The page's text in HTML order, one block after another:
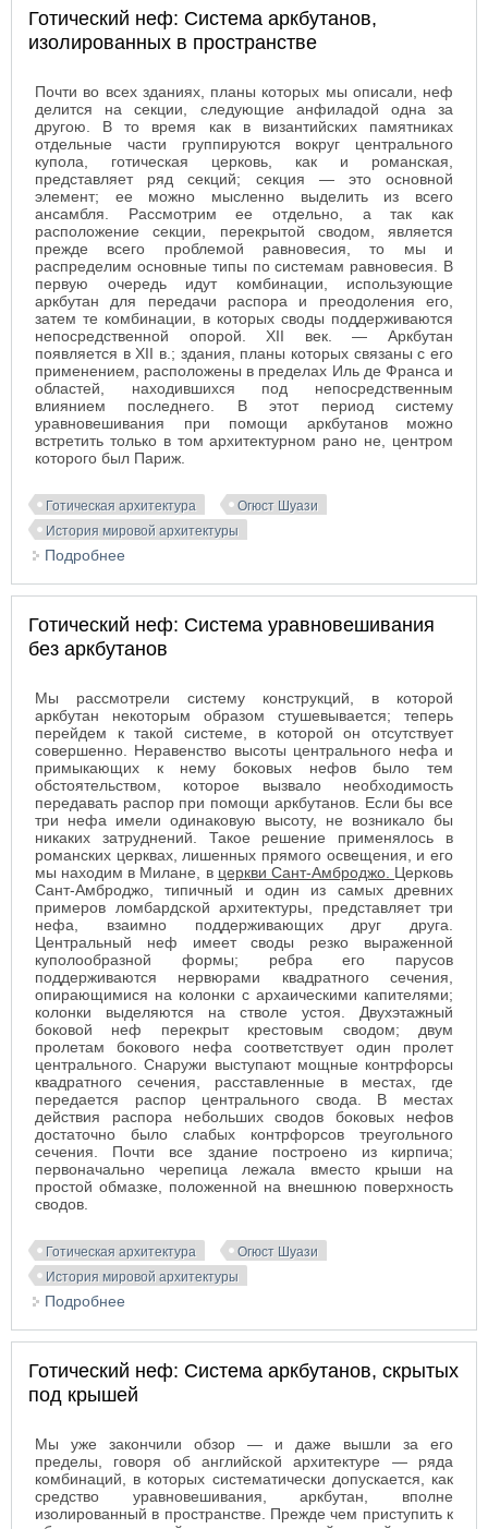
Готический неф: Система аркбутанов,
изолированных в пространстве
Почти во всех зданиях, планы которых мы описали, неф
делится на секции, следующие анфиладой одна за
другою. В то время как в византийских памятниках
отдельные части группируются вокруг центрального
купола, готическая церковь, как и романская,
представляет ряд секций; секция — это основной
элемент; ее можно мысленно выделить из всего
ансамбля. Рассмотрим ее отдельно, а так как
расположение секции, перекрытой сводом, является
прежде всего проблемой равновесия, то мы и
распределим основные типы по системам равновесия. В
первую очередь идут комбинации, использующие
аркбутан для передачи распора и преодоления его,
затем те комбинации, в которых своды поддерживаются
непосредственной опорой. XII век.
— Аркбутан
появляется в XII в.; здания, планы которых связаны с его
применением, расположены в пределах Иль де Франса и
областей, находившихся под непосредственным
влиянием последнего. В этот период систему
уравновешивания при помощи аркбутанов можно
встретить только в том архитектурном рано не, центром
которого был Париж.
Готическая архитектура
Огюст Шуази
История мировой архитектуры
Подробнее
Готический неф: Система уравновешивания
без аркбутанов
Мы рассмотрели систему конструкций, в которой
аркбутан некоторым образом стушевывается; теперь
перейдем к такой системе, в которой он отсутствует
совершенно. Неравенство высоты центрального нефа и
примыкающих к нему боковых нефов было тем
обстоятельством, которое вызвало необходимость
передавать распор при помощи аркбутанов. Если бы все
три нефа имели одинаковую высоту, не возникало бы
никаких затруднений. Такое решение применялось в
романских церквах, лишенных прямого освещения, и его
мы находим в Милане, в церкви Сант-Амброджо. Церковь
Сант-Амброджо, типичный и один из самых древних
примеров ломбардской архитектуры, представляет три
нефа, взаимно поддерживающих друг друга.
Центральный неф имеет своды резко выраженной
куполообразной формы; ребра его парусов
поддерживаются нервюрами квадратного сечения,
опирающимися на колонки с архаическими капителями;
колонки выделяются на стволе устоя. Двухэтажный
боковой неф перекрыт крестовым сводом; двум
пролетам бокового нефа соответствует один пролет
центрального. Снаружи выступают мощные контрфорсы
квадратного сечения, расставленные в местах, где
передается распор центрального свода. В местах
действия распора небольших сводов боковых нефов
достаточно было слабых контрфорсов треугольного
сечения. Почти все здание построено из кирпича;
первоначально черепица лежала вместо крыши на
простой обмазке, положенной на внешнюю поверхность
сводов.
Готическая архитектура
Огюст Шуази
История мировой архитектуры
Подробнее
Готический неф: Система аркбутанов, скрытых
под крышей
Мы уже закончили обзор — и даже вышли за его
пределы, говоря об английской архитектуре — ряда
комбинаций, в которых систематически допускается, как
средство уравновешивания, аркбутан, вполне
изолированный в пространстве. Прежде чем приступить к